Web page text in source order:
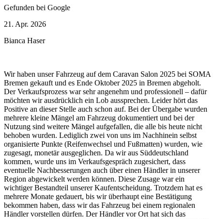
Gefunden bei Google
21. Apr. 2026
Bianca Haser
Wir haben unser Fahrzeug auf dem Caravan Salon 2025 bei SOMA
Bremen gekauft und es Ende Oktober 2025 in Bremen abgeholt.
Der Verkaufsprozess war sehr angenehm und professionell – dafür
möchten wir ausdrücklich ein Lob aussprechen. Leider hört das
Positive an dieser Stelle auch schon auf. Bei der Übergabe wurden
mehrere kleine Mängel am Fahrzeug dokumentiert und bei der
Nutzung sind weitere Mängel aufgefallen, die alle bis heute nicht
behoben wurden. Lediglich zwei von uns im Nachhinein selbst
organisierte Punkte (Reifenwechsel und Fußmatten) wurden, wie
zugesagt, monetär ausgeglichen. Da wir aus Süddeutschland
kommen, wurde uns im Verkaufsgespräch zugesichert, dass
eventuelle Nachbesserungen auch über einen Händler in unserer
Region abgewickelt werden können. Diese Zusage war ein
wichtiger Bestandteil unserer Kaufentscheidung. Trotzdem hat es
mehrere Monate gedauert, bis wir überhaupt eine Bestätigung
bekommen haben, dass wir das Fahrzeug bei einem regionalen
Händler vorstellen dürfen. Der Händler vor Ort hat sich das